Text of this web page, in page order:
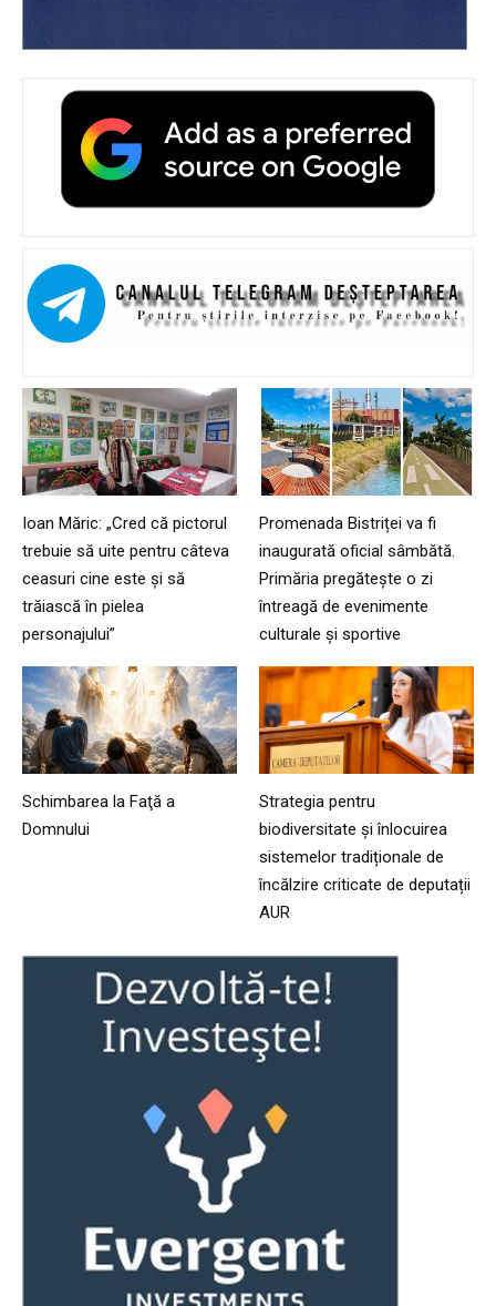
Ioan Măric: „Cred că pictorul
trebuie să uite pentru câteva
ceasuri cine este și să
trăiască în pielea
personajului”
Promenada Bistriței va fi
inaugurată oficial sâmbătă.
Primăria pregătește o zi
întreagă de evenimente
culturale și sportive
Schimbarea la Faţă a
Domnului
Strategia pentru
biodiversitate și înlocuirea
sistemelor tradiționale de
încălzire criticate de deputații
AUR